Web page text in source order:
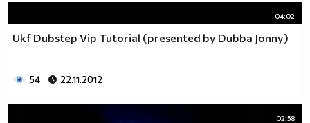
04:02
Ukf Dubstep Vip Tutorial (presented by Dubba Jonny)
54 22.11.2012
02:58